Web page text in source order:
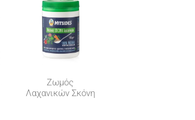
Ζωμός
Λαχανικών Σκόνη